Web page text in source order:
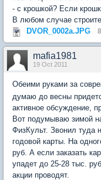
- с крошкой? Если
В любом случае
DVOR_0002a.JPG
mafia1981
19 Oct 2011
Обеими руками за
думаю до весны
активное обсуждение,
Вот подумываю зимой
ФизКульт. Звонил туда
годовой карты. На
руб. А если заказать
упадет до 25-28 тыс.
акции проводят.